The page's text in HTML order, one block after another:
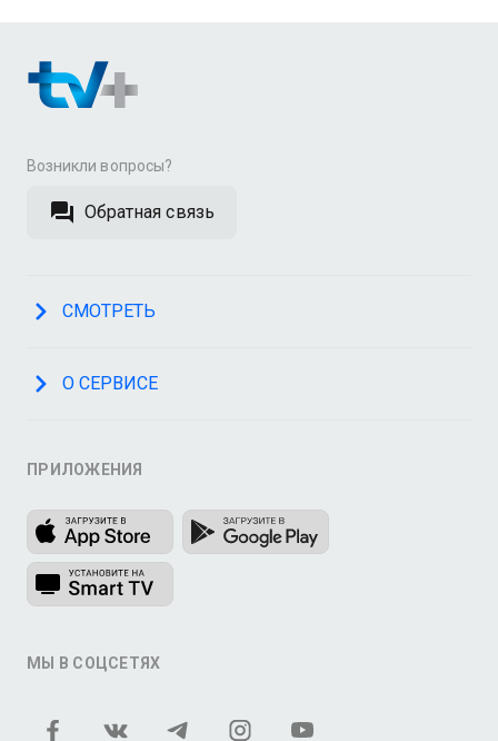
Возникли вопросы?
Обратная связь
СМОТРЕТЬ
О СЕРВИСЕ
ПРИЛОЖЕНИЯ
МЫ В СОЦСЕТЯХ